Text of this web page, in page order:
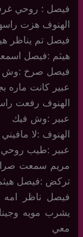
فيصل : روحي
الهنوف هزت
فيصل تم يناظر
هيثم :فيصل
فيصل صرخ :وش
عبير كانت ماره
الهنوف رفعت
عبير :وش فيك
الهنوف :لا
عبير :طيب روحي
مريم سمعت
تركض :فيصل
فيصل ناظر
يشرب مويه
معي